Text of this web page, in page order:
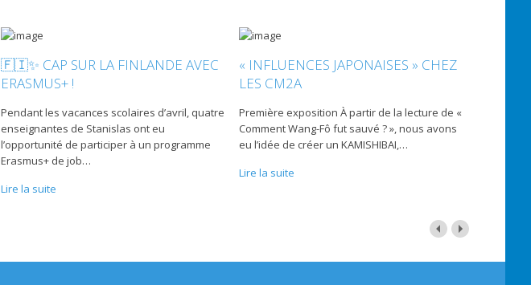
🇫🇮✨ CAP SUR LA FINLANDE AVEC
ERASMUS+ !
Pendant les vacances scolaires d’avril, quatre
enseignantes de Stanislas ont eu
l’opportunité de participer à un programme
Erasmus+ de job…
Lire la suite
« INFLUENCES JAPONAISES » CHEZ
LES CM2A
Première exposition À partir de la lecture de «
Comment Wang-Fô fut sauvé ? », nous avons
eu l’idée de créer un KAMISHIBAI,…
Lire la suite